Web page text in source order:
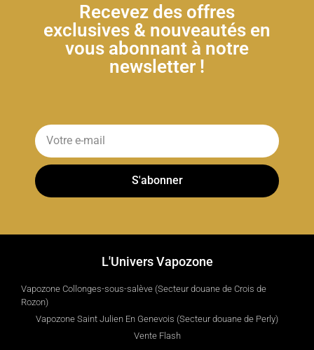
Recevez des offres
exclusives & nouveautés en
vous abonnant à notre
newsletter !
S'abonner
L'Univers Vapozone
Vapozone Collonges-sous-salève (Secteur douane de Crois de
Rozon)
Vapozone Saint Julien En Genevois (Secteur douane de Perly)
Vente Flash